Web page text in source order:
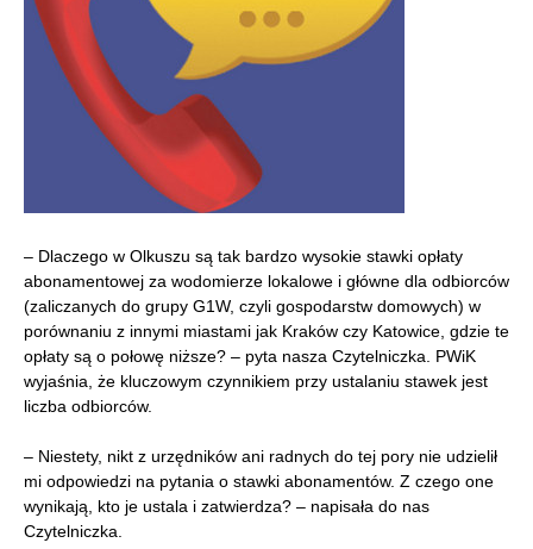
– Dlaczego w Olkuszu są tak bardzo wysokie stawki opłaty
abonamentowej za wodomierze lokalowe i główne dla odbiorców
(zaliczanych do grupy G1W, czyli gospodarstw domowych) w
porównaniu z innymi miastami jak Kraków czy Katowice, gdzie te
opłaty są o połowę niższe? – pyta nasza Czytelniczka. PWiK
wyjaśnia, że kluczowym czynnikiem przy ustalaniu stawek jest
liczba odbiorców.
– Niestety, nikt z urzędników ani radnych do tej pory nie udzielił
mi odpowiedzi na pytania o stawki abonamentów. Z czego one
wynikają, kto je ustala i zatwierdza? – napisała do nas
Czytelniczka.